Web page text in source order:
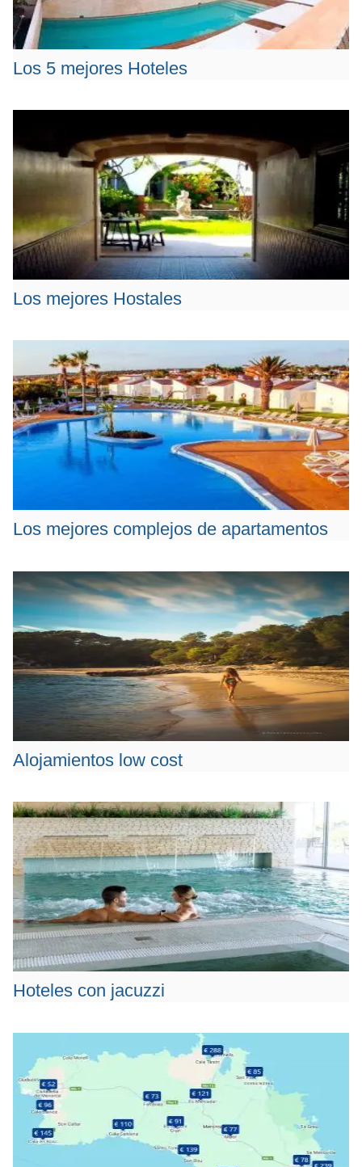
Los 5 mejores Hoteles
Los mejores Hostales
Los mejores complejos de apartamentos
Alojamientos low cost
Hoteles con jacuzzi